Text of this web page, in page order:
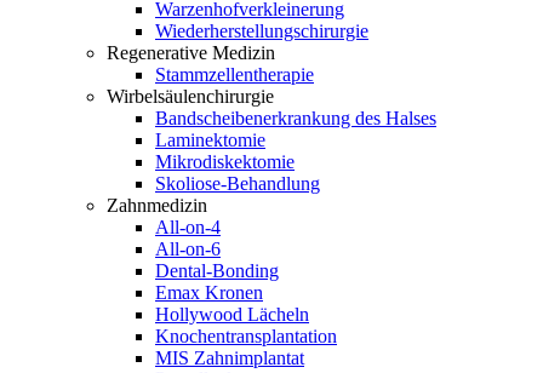
Warzenhofverkleinerung
Wiederherstellungschirurgie
Regenerative Medizin
Stammzellentherapie
Wirbelsäulenchirurgie
Bandscheibenerkrankung des Halses
Laminektomie
Mikrodiskektomie
Skoliose-Behandlung
Zahnmedizin
All-on-4
All-on-6
Dental-Bonding
Emax Kronen
Hollywood Lächeln
Knochentransplantation
MIS Zahnimplantat